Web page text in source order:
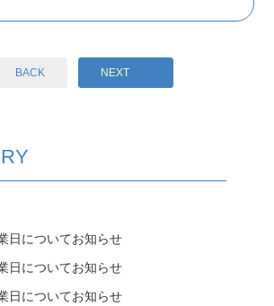
BACK NEXT
日についてお知らせ
日についてお知らせ
日についてお知らせ